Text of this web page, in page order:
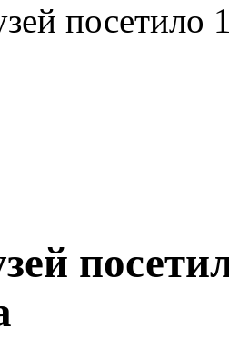
посетило